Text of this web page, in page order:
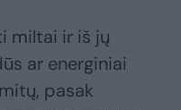
miltai ir iš jų
ar energiniai
pasak